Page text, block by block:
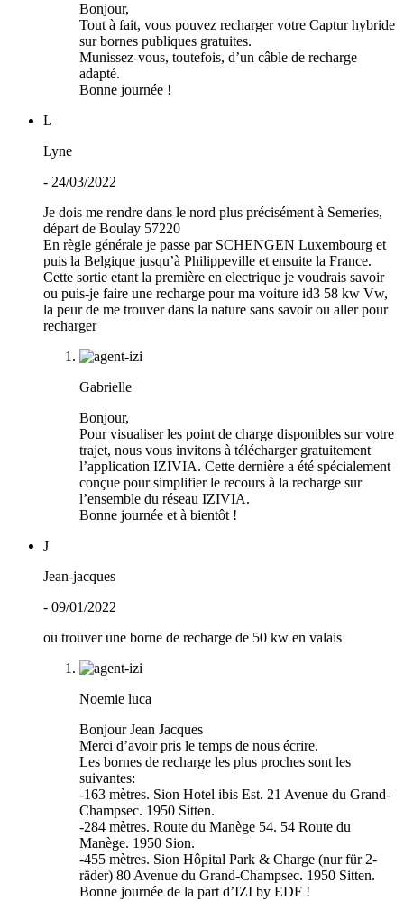
Bonjour,
Tout à fait, vous pouvez recharger votre Captur hybride
sur bornes publiques gratuites.
Munissez-vous, toutefois, d’un câble de recharge
adapté.
Bonne journée !
L
Lyne
- 24/03/2022
Je dois me rendre dans le nord plus précisément à Semeries,
départ de Boulay 57220
En règle générale je passe par SCHENGEN Luxembourg et
puis la Belgique jusqu’à Philippeville et ensuite la France.
Cette sortie etant la première en electrique je voudrais savoir
ou puis-je faire une recharge pour ma voiture id3 58 kw Vw,
la peur de me trouver dans la nature sans savoir ou aller pour
recharger
Gabrielle
Bonjour,
Pour visualiser les point de charge disponibles sur votre
trajet, nous vous invitons à télécharger gratuitement
l’application IZIVIA. Cette dernière a été spécialement
conçue pour simplifier le recours à la recharge sur
l’ensemble du réseau IZIVIA.
Bonne journée et à bientôt !
J
Jean-jacques
- 09/01/2022
ou trouver une borne de recharge de 50 kw en valais
Noemie luca
Bonjour Jean Jacques
Merci d’avoir pris le temps de nous écrire.
Les bornes de recharge les plus proches sont les
suivantes:
-163 mètres. Sion Hotel ibis Est. 21 Avenue du Grand-
Champsec. 1950 Sitten.
-284 mètres. Route du Manège 54. 54 Route du
Manège. 1950 Sion.
-455 mètres. Sion Hôpital Park & Charge (nur für 2-
räder) 80 Avenue du Grand-Champsec. 1950 Sitten.
Bonne journée de la part d’IZI by EDF !